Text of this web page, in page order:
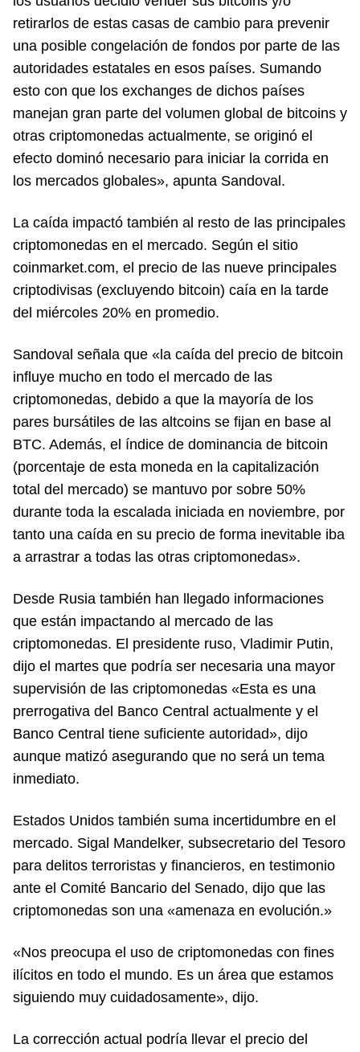
retirarlos de estas casas de cambio para prevenir
una posible congelación de fondos por parte de las
autoridades estatales en esos países. Sumando
esto con que los exchanges de dichos países
manejan gran parte del volumen global de bitcoins y
otras criptomonedas actualmente, se originó el
efecto dominó necesario para iniciar la corrida en
los mercados globales», apunta Sandoval.
La caída impactó también al resto de las principales
criptomonedas en el mercado. Según el sitio
coinmarket.com, el precio de las nueve principales
criptodivisas (excluyendo bitcoin) caía en la tarde
del miércoles 20% en promedio.
Sandoval señala que «la caída del precio de bitcoin
influye mucho en todo el mercado de las
criptomonedas, debido a que la mayoría de los
pares bursátiles de las altcoins se fijan en base al
BTC. Además, el índice de dominancia de bitcoin
(porcentaje de esta moneda en la capitalización
total del mercado) se mantuvo por sobre 50%
durante toda la escalada iniciada en noviembre, por
tanto una caída en su precio de forma inevitable iba
a arrastrar a todas las otras criptomonedas».
Desde Rusia también han llegado informaciones
que están impactando al mercado de las
criptomonedas. El presidente ruso, Vladimir Putin,
dijo el martes que podría ser necesaria una mayor
supervisión de las criptomonedas «Esta es una
prerrogativa del Banco Central actualmente y el
Banco Central tiene suficiente autoridad», dijo
aunque matizó asegurando que no será un tema
inmediato.
Estados Unidos también suma incertidumbre en el
mercado. Sigal Mandelker, subsecretario del Tesoro
para delitos terroristas y financieros, en testimonio
ante el Comité Bancario del Senado, dijo que las
criptomonedas son una «amenaza en evolución.»
«Nos preocupa el uso de criptomonedas con fines
ilícitos en todo el mundo. Es un área que estamos
siguiendo muy cuidadosamente», dijo.
La corrección actual podría llevar el precio del